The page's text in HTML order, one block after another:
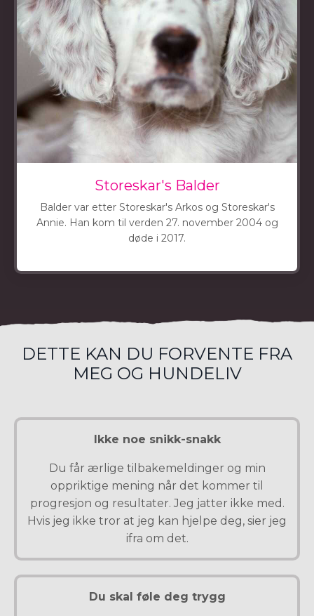
Storeskar's Balder
Balder var etter Storeskar's Arkos og Storeskar's
Annie. Han kom til verden 27. november 2004 og
døde i 2017.
DETTE KAN DU FORVENTE FRA
MEG OG HUNDELIV
Ikke noe snikk-snakk
Du får ærlige tilbakemeldinger og min
oppriktige mening når det kommer til
progresjon og resultater. Jeg jatter ikke med.
Hvis jeg ikke tror at jeg kan hjelpe deg, sier jeg
ifra om det.
Du skal føle deg trygg